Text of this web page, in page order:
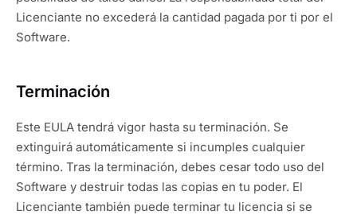
Licenciante no excederá la cantidad pagada por ti por el
Software.
Terminación
Este EULA tendrá vigor hasta su terminación. Se
extinguirá automáticamente si incumples cualquier
término. Tras la terminación, debes cesar todo uso del
Software y destruir todas las copias en tu poder. El
Licenciante también puede terminar tu licencia si se